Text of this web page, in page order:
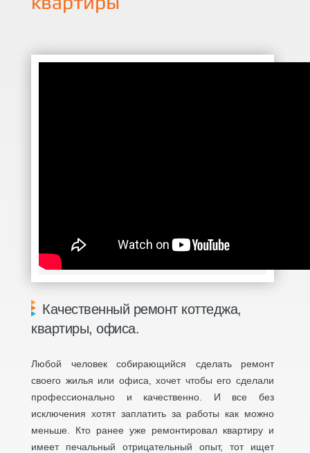
Качественный ремонт коттеджа,
квартиры, офиса.
Любой человек собирающийся сделать ремонт
своего жилья или офиса, хочет чтобы его сделали
профессионально и качественно. И все без
исключения хотят заплатить за работы как можно
меньше. Кто ранее уже ремонтировал квартиру и
имеет печальный отрицательный опыт, тот ищет